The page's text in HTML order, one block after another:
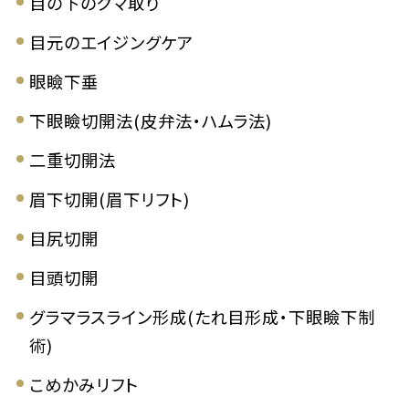
目元のエイジングケア
眼瞼下垂
下眼瞼切開法(皮弁法・ハムラ法)
二重切開法
眉下切開(眉下リフト)
目尻切開
目頭切開
グラマラスライン形成(たれ目形成・下眼瞼下制
術)
こめかみリフト